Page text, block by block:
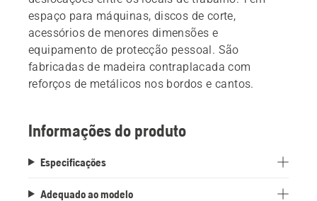
espaço para máquinas, discos de corte,
acessórios de menores dimensões e
equipamento de protecção pessoal. São
fabricadas de madeira contraplacada com
reforços de metálicos nos bordos e cantos.
Informações do produto
Especificações
Adequado ao modelo